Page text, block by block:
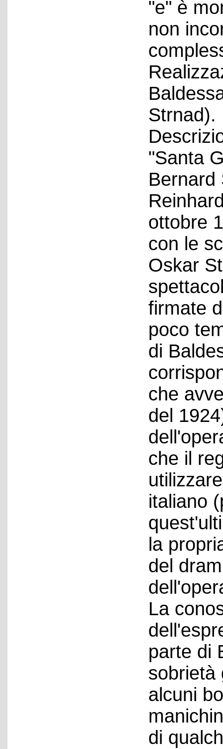
"e" è
non
Strnad).
"Santa
Bernard
ottobre
con le
Oskar
firmate
poco
di
che
del
che il
italiano
la
del
La
parte di
sobrietà
alcuni
di